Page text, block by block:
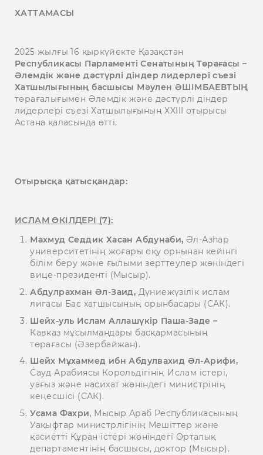
ХАТТАМАСЫ
2025 жылғы 16 қыркүйекте Қазақстан
Республикасы Парламенті Сенатының Төрағасы –
Әлемдік және дәстүрлі діндер лидерлері съезі
Хатшылығының басшысы Мәулен ӘШІМБАЕВТЫҢ
төрағалығымен Әлемдік және дәстүрлі діндер
лидерлері съезі Хатшылығының XXIII отырысы
Астана қаласында өтті.
Отырысқа қатысқандар:
ИСЛАМ ӨКІЛДЕРІ (7):
Махмуд Седдик Хасан Абдунаби,Әл-Азһар
университетінің жоғары оқу орнынан кейінгі
білім беру және ғылыми зерттеулер жөніндегі
вице-президенті (Мысыр).
Абдулрахман Әл-Заид, Дүниежүзілік ислам
лигасы Бас хатшысының орынбасары (САК).
Шейх-уль Ислам Аллашүкір Паша-Заде –
Кавказ мұсылмандары басқармасының
төрағасы (Әзербайжан).
Шейх Мұхаммед ибн Абдулвахид Әл-Арифи,
Сауд Арабиясы Корольдігінің Ислам істері,
уағыз және насихат жөніндегі министрінің
кеңесшісі (САК).
Усама Фахри, Мысыр Араб Республикасының
Уақыфтар министрлігінің Мешіттер және
қасиетті Құран істері жөніндегі Орталық
департаментінің басшысы, доктор (Мысыр).